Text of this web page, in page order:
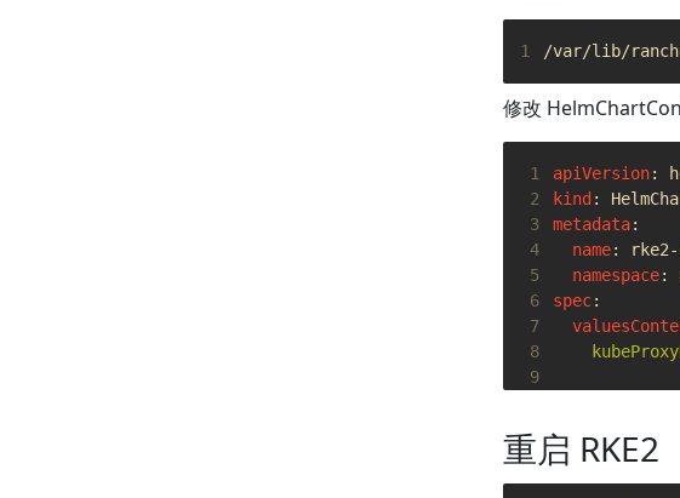
1
修改
1 apiVersion:
2
kind :
3
metadata:
4
name:
5
namespace:
6
spec:
7
8
9
12
重启 RKE2